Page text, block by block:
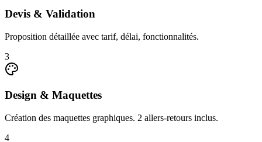
Devis & Validation
Proposition détaillée avec tarif, délai, fonctionnalités.
3
Design & Maquettes
Création des maquettes graphiques. 2 allers-retours inclus.
4